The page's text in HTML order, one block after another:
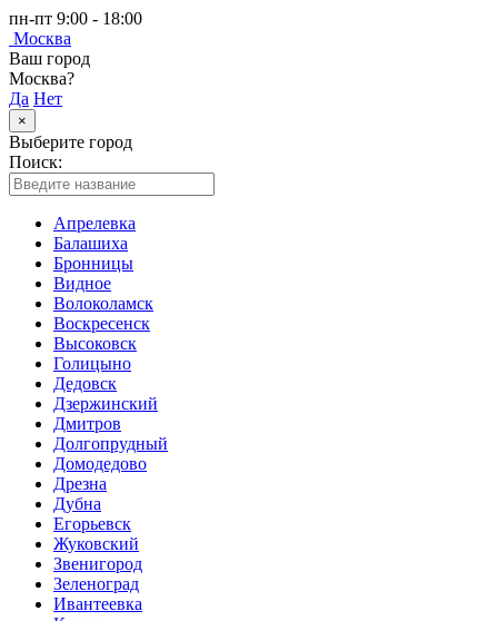
пн-пт 9:00 - 18:00
Москва
Ваш город
Москва?
Да Нет
×
Выберите город
Поиск:
Апрелевка
Балашиха
Бронницы
Видное
Волоколамск
Воскресенск
Высоковск
Голицыно
Дедовск
Дзержинский
Дмитров
Долгопрудный
Домодедово
Дрезна
Дубна
Егорьевск
Жуковский
Звенигород
Зеленоград
Ивантеевка